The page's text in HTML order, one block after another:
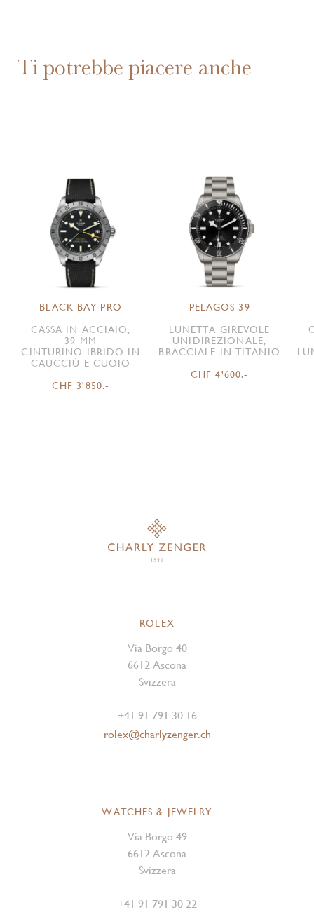
Ti potrebbe piacere anche
BLACK BAY PRO
CASSA IN ACCIAIO,
39 MM
CINTURINO IBRIDO IN
CAUCCIÙ E CUOIO
CHF 3'850.-
PELAGOS 39
LUNETTA GIREVOLE
UNIDIREZIONALE,
BRACCIALE IN TITANIO
CHF 4'600.-
ROLEX
Via Borgo 40
6612 Ascona
Svizzera
+41 91 791 30 16
rolex@charlyzenger.ch
WATCHES & JEWELRY
Via Borgo 49
6612 Ascona
Svizzera
+41 91 791 30 22